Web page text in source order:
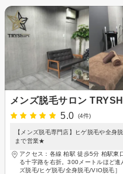
メンズ脱毛サロン
5.0
(4件)
【メンズ脱毛専門店】ヒゲ脱毛や全
まで営業★
アクセス：各線 柏駅 徒歩5分 柏駅東
る十字路を右折。300メートルほど
ズ脱毛/ヒゲ脱毛/全身脱毛/VIO脱毛］